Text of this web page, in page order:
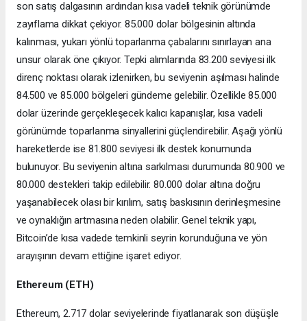
son satış dalgasının ardından kısa vadeli teknik görünümde
zayıflama dikkat çekiyor. 85.000 dolar bölgesinin altında
kalınması, yukarı yönlü toparlanma çabalarını sınırlayan ana
unsur olarak öne çıkıyor. Tepki alımlarında 83.200 seviyesi ilk
direnç noktası olarak izlenirken, bu seviyenin aşılması halinde
84.500 ve 85.000 bölgeleri gündeme gelebilir. Özellikle 85.000
dolar üzerinde gerçekleşecek kalıcı kapanışlar, kısa vadeli
görünümde toparlanma sinyallerini güçlendirebilir. Aşağı yönlü
hareketlerde ise 81.800 seviyesi ilk destek konumunda
bulunuyor. Bu seviyenin altına sarkılması durumunda 80.900 ve
80.000 destekleri takip edilebilir. 80.000 dolar altına doğru
yaşanabilecek olası bir kırılım, satış baskısının derinleşmesine
ve oynaklığın artmasına neden olabilir. Genel teknik yapı,
Bitcoin’de kısa vadede temkinli seyrin korunduğuna ve yön
arayışının devam ettiğine işaret ediyor.
Ethereum (ETH)
Ethereum, 2.717 dolar seviyelerinde fiyatlanarak son düşüşle